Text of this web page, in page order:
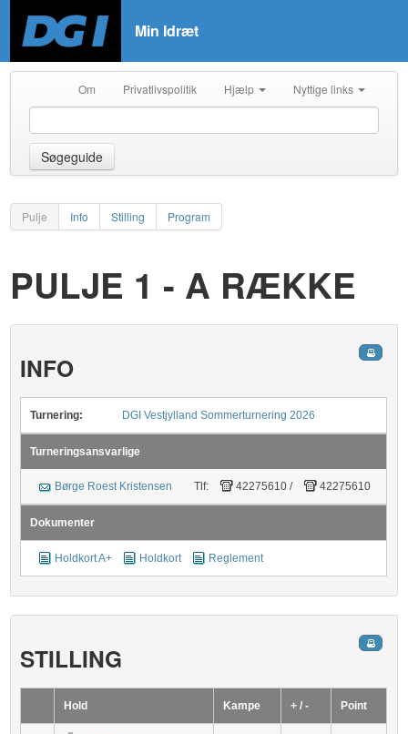
Min Idræt
Om Privatlivspolitik Hjælp Nyttige links
Søgeguide
Pulje Info Stilling Program
PULJE 1 - A RÆKKE
INFO
Turnering: DGI Vestjylland Sommerturnering 2026
Turneringsansvarlige
Børge Roest Kristensen Tlf: 42275610 / 42275610
Dokumenter
Holdkort A+ Holdkort Reglement
STILLING
Hold Kampe + / - Point